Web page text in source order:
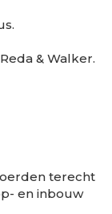
& Walker.
terecht
en inbouw